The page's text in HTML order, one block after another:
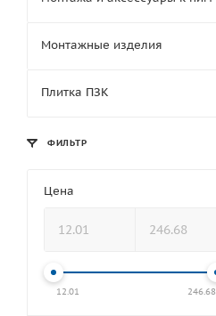
Монтажные изделия
Плитка ПЗК
ФИЛЬТР
Цена
12.01 246.68